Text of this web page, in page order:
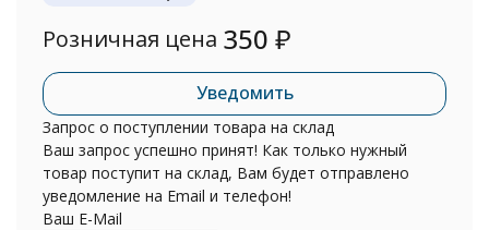
Розничная цена 350 ₽
Уведомить
Запрос о поступлении товара на склад
Ваш запрос успешно принят! Как только нужный
товар поступит на склад, Вам будет отправлено
уведомление на Email и телефон!
Ваш E-Mail